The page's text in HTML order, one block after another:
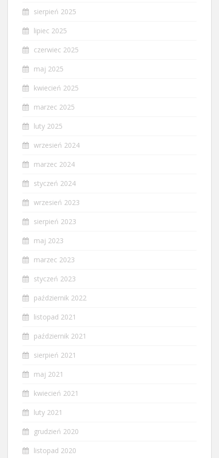
sierpień 2025
lipiec 2025
czerwiec 2025
maj 2025
kwiecień 2025
marzec 2025
luty 2025
wrzesień 2024
marzec 2024
styczeń 2024
wrzesień 2023
sierpień 2023
maj 2023
marzec 2023
styczeń 2023
październik 2022
listopad 2021
październik 2021
sierpień 2021
maj 2021
kwiecień 2021
luty 2021
grudzień 2020
listopad 2020